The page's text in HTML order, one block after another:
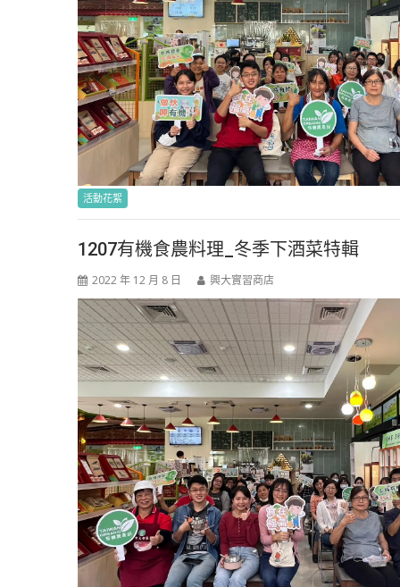
活動花絮
1207有機食農料理_冬季下酒菜特輯
2022 年 12 月 8 日 興大實習商店